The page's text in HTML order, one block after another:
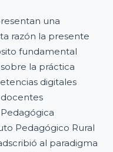
una
razón la presente
fundamental
la práctica
digitales
Pedagógico Rural
al paradigma